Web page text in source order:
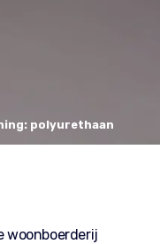
polyurethaan
woonboerderij